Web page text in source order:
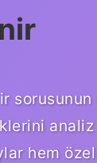
sorusunun
hem